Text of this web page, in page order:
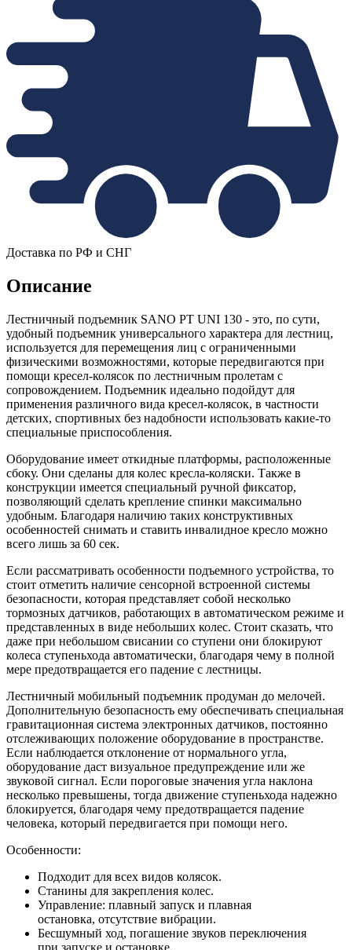
Доставка по РФ и СНГ
Описание
Лестничный подъемник SANO PT UNI 130 - это, по сути,
удобный подъемник универсального характера для лестниц,
используется для перемещения лиц с ограниченными
физическими возможностями, которые передвигаются при
помощи кресел-колясок по лестничным пролетам с
сопровождением. Подъемник идеально подойдут для
применения различного вида кресел-колясок, в частности
детских, спортивных без надобности использовать какие-то
специальные приспособления.
Оборудование имеет откидные платформы, расположенные
сбоку. Они сделаны для колес кресла-коляски. Также в
конструкции имеется специальный ручной фиксатор,
позволяющий сделать крепление спинки максимально
удобным. Благодаря наличию таких конструктивных
особенностей снимать и ставить инвалидное кресло можно
всего лишь за 60 сек.
Если рассматривать особенности подъемного устройства, то
стоит отметить наличие сенсорной встроенной системы
безопасности, которая представляет собой несколько
тормозных датчиков, работающих в автоматическом режиме и
представленных в виде небольших колес. Стоит сказать, что
даже при небольшом свисании со ступени они блокируют
колеса ступеньхода автоматически, благодаря чему в полной
мере предотвращается его падение с лестницы.
Лестничный мобильный подъемник продуман до мелочей.
Дополнительную безопасность ему обеспечивать специальная
гравитационная система электронных датчиков, постоянно
отслеживающих положение оборудование в пространстве.
Если наблюдается отклонение от нормального угла,
оборудование даст визуальное предупреждение или же
звуковой сигнал. Если пороговые значения угла наклона
несколько превышены, тогда движение ступеньхода надежно
блокируется, благодаря чему предотвращается падение
человека, который передвигается при помощи него.
Особенности:
Подходит для всех видов колясок.
Станины для закрепления колес.
Управление: плавный запуск и плавная
остановка, отсутствие вибрации.
Бесшумный ход, погашение звуков переключения
при запуске и остановке.